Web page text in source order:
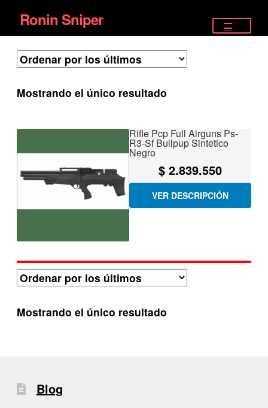
Ir
a
la
Ir
al
contenido
Ronin Sniper
PISTOLAS
RIFLES DEPORTIVOS
SATELITALES
Mostrando el único resultado
Rifle Pcp Full Airguns Ps-
R3-Sf Bullpup Sintetico
Negro
$2.839.550
VER DESCRIPCIÓN
Mostrando el único resultado
Blog